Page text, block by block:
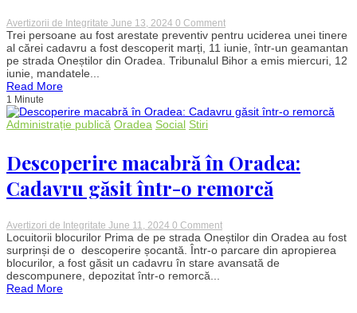
Avertizorii de Integritate June 13, 2024 0 Commenton
Trei
suspecți
arestați
pentru
al
fost
găsit
un
geamantan
Trei persoane au fost arestate preventiv pentru uciderea unei tinere
al cărei cadavru a fost descoperit marți, 11 iunie, într-un geamantan
pe strada Oneștilor din Oradea. Tribunalul Bihor a emis miercuri, 12
iunie, mandatele...
Read More
1 Minute
Administrație publică Oradea Social Stiri
Descoperire macabră în Oradea:
Cadavru găsit într-o remorcă
Avertizori de Integritate June 11, 2024 0 Commenton
Descoperire
macabră
în
Oradea:
Locuitorii blocurilor Prima de pe strada Oneștilor din Oradea au fost
surprinși de o descoperire șocantă. Într-o parcare din apropierea
blocurilor, a fost găsit un cadavru în stare avansată de
descompunere, depozitat într-o remorcă...
Read More